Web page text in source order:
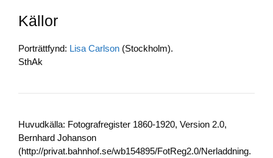
Källor
Porträttfynd: Lisa Carlson (Stockholm).
SthAk
Huvudkälla: Fotografregister 1860-1920, Version 2.0,
Bernhard Johanson
(http://privat.bahnhof.se/wb154895/FotReg2.0/Nerladdning.